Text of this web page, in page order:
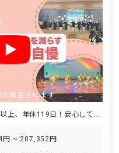
が再生されます
円 ~ 207,352円